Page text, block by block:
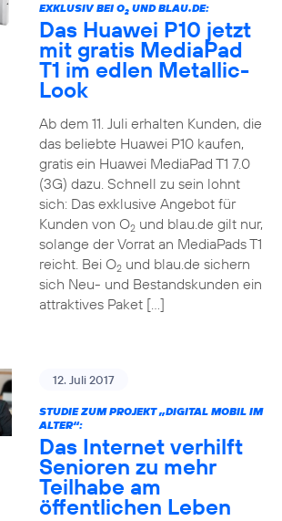
EXKLUSIV BEI O2UND BLAU.DE:
Das Huawei P10 jetzt
mit gratis MediaPad
T1 im edlen Metallic-
Look
Ab dem 11. Juli erhalten Kunden, die
das beliebte Huawei P10 kaufen,
gratis ein Huawei MediaPad T1 7.0
(3G) dazu. Schnell zu sein lohnt
sich: Das exklusive Angebot für
Kunden von O2und blau.de gilt nur,
solange der Vorrat an MediaPads T1
reicht. Bei O2und blau.de sichern
sich Neu- und Bestandskunden ein
attraktives Paket […]
12. Juli 2017
STUDIE ZUM PROJEKT „DIGITAL MOBIL IM
ALTER“:
Das Internet verhilft
Senioren zu mehr
Teilhabe am
öffentlichen Leben